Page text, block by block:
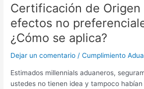
Certificación de Origen
efectos no
¿Cómo se aplica?
Dejar un comentario /Cumplimiento
Estimados millennials aduaneros,
ustedes no tienen idea y tampoco
Origen
para
efectos
no
esto,
¿Cómo